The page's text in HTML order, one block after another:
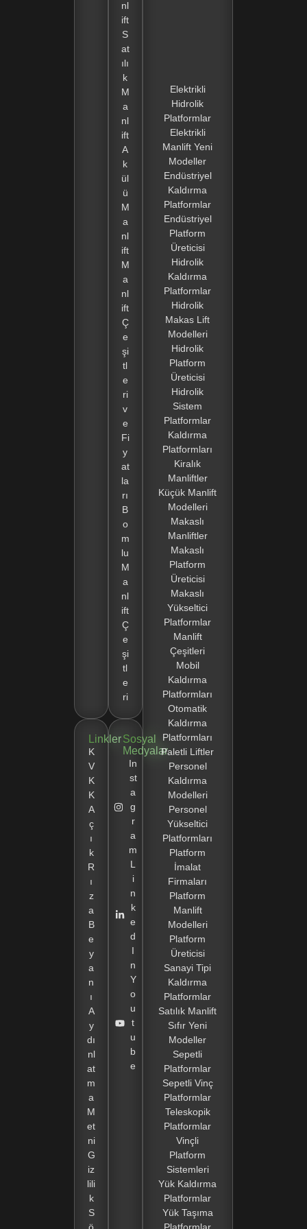
nl
ift
S
at
ılı
k
M
a
nl
ift
A
k
ül
ü
M
a
nl
ift
M
a
nl
ift
Ç
e
şi
tl
e
ri
v
e
Fi
y
at
la
rı
B
o
m
lu
M
a
nl
ift
Ç
e
şi
tl
e
ri
Linkler
K
V
K
K
A
ç
ı
k
R
ı
z
a
B
e
y
a
n
ı
A
y
dı
nl
at
m
a
M
et
ni
G
iz
lili
k
S
Sosyal
Medyalar
In
st
a
g
r
a
m
L
i
n
k
e
d
I
n
Y
o
u
t
u
b
e
Elektrikli
Hidrolik
Platformlar
Elektrikli
Manlift Yeni
Modeller
Endüstriyel
Kaldırma
Platformlar
Endüstriyel
Platform
Üreticisi
Hidrolik
Kaldırma
Platformlar
Hidrolik
Makas Lift
Modelleri
Hidrolik
Platform
Üreticisi
Hidrolik
Sistem
Platformlar
Kaldırma
Platformları
Kiralık
Manliftler
Küçük Manlift
Modelleri
Makaslı
Manliftler
Makaslı
Platform
Üreticisi
Makaslı
Yükseltici
Platformlar
Manlift
Çeşitleri
Mobil
Kaldırma
Platformları
Otomatik
Kaldırma
Platformları
Paletli Liftler
Personel
Kaldırma
Modelleri
Personel
Yükseltici
Platformları
Platform
İmalat
Firmaları
Platform
Manlift
Modelleri
Platform
Üreticisi
Sanayi Tipi
Kaldırma
Platformlar
Satılık Manlift
Sıfır Yeni
Modeller
Sepetli
Platformlar
Sepetli Vinç
Platformlar
Teleskopik
Platformlar
Vinçli
Platform
Sistemleri
Yük Kaldırma
Platformlar
Yük Taşıma